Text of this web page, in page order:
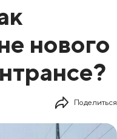
нового
Поделиться